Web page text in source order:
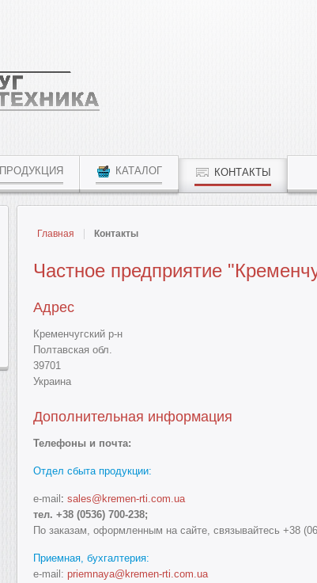
ПРОДУКЦИЯ КАТАЛОГ КОНТАКТЫ
Главная Контакты
Частное предприятие
Адрес
Кременчугский р-н
Полтавская обл.
39701
Украина
Дополнительная информация
Телефоны и почта:
Отдел сбыта продукции:
e-mail : sales@kremen-rti.com.ua
тел. +38 (0536) 700-238;
По заказам, оформленным на сайте, связывайтесь +38
Приемная, бухгалтерия:
e-mail: priemnaya@kremen-rti.com.ua